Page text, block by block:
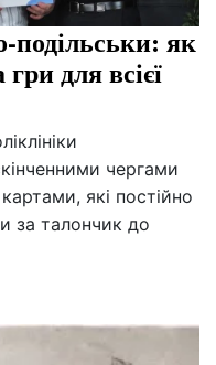
як
для всієї
чергами
які постійно
за талончик до